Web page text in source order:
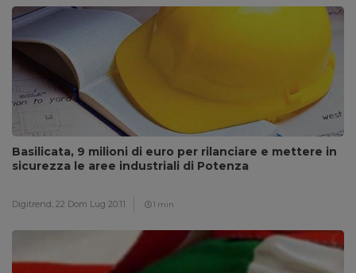
Basilicata, 9 milioni di euro per rilanciare e mettere in
sicurezza le aree industriali di Potenza
Digitrend, 22 Dom Lug 20:11 1 min